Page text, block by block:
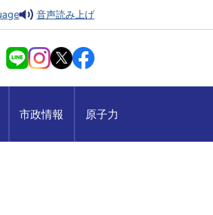
音声読み上げ
市政情報 原子力